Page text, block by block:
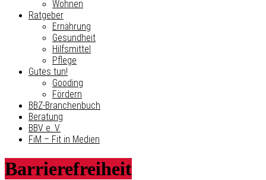
Wohnen
Ratgeber
Ernährung
Gesundheit
Hilfsmittel
Pflege
Gutes tun!
Gooding
Fördern
BBZ-Branchenbuch
Beratung
BBV e. V.
FiM – Fit in Medien
Barrierefreiheit